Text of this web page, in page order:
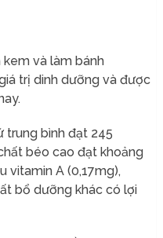
kem và làm bánh
trị dinh dưỡng và được
trung bình đạt 245
béo cao đạt khoảng
vitamin A (0,17mg),
bổ dưỡng khác có lợi